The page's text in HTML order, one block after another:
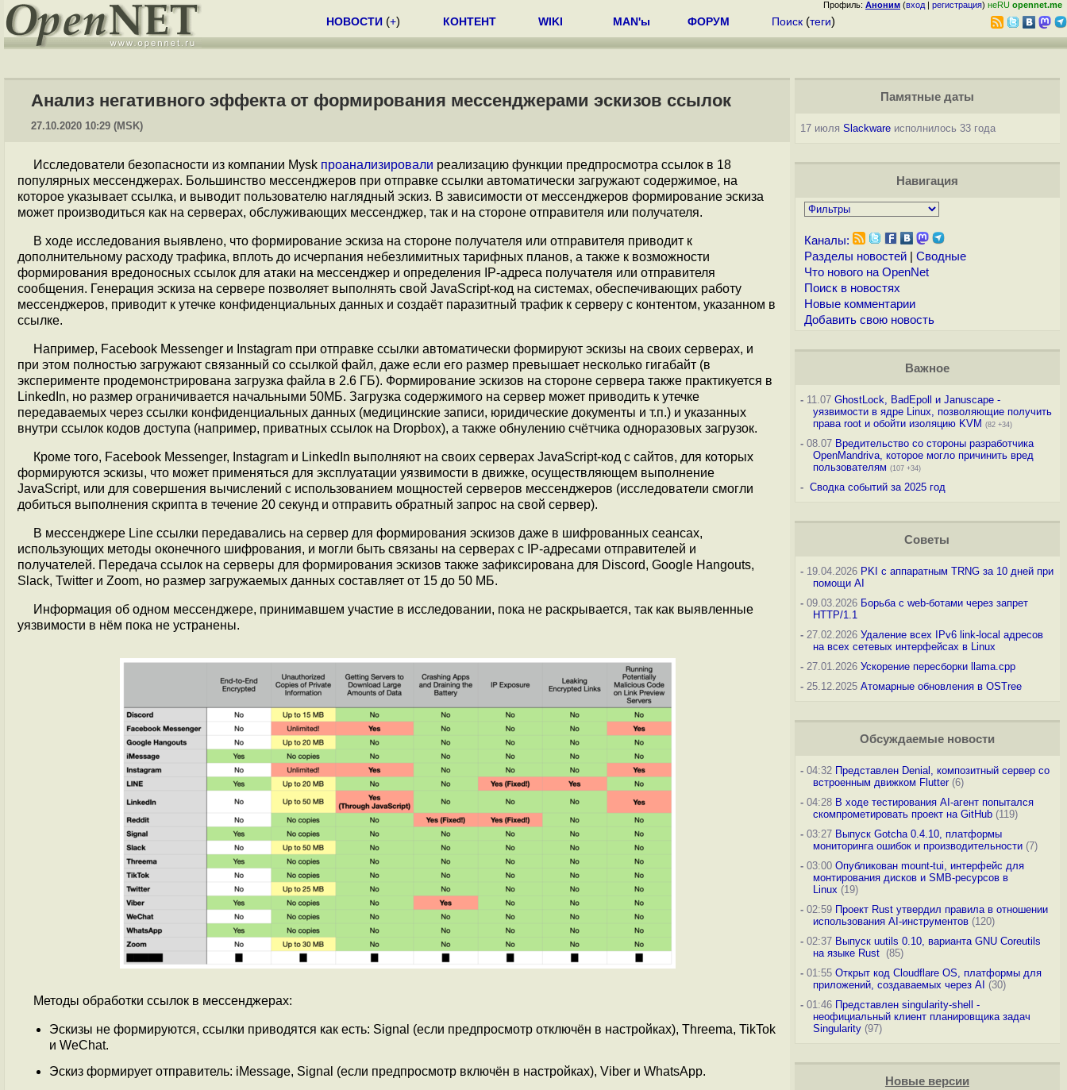
Профиль: Аноним (вход | регистрация) неRU opennet.me
НОВОСТИ (+) КОНТЕНТ WIKI MAN'ы ФОРУМ Поиск (теги)
Анализ негативного эффекта от формирования мессенджерами эскизов ссылок
27.10.2020 10:29 (MSK)
Исследователи безопасности из компании Mysk проанализировали реализацию функции предпросмотра ссылок в 18
популярных мессенджерах. Большинство мессенджеров при отправке ссылки автоматически загружают содержимое, на
которое указывает ссылка, и выводит пользователю наглядный эскиз. В зависимости от мессенджеров формирование эскиза
может производиться как на серверах, обслуживающих мессенджер, так и на стороне отправителя или получателя.
В ходе исследования выявлено, что формирование эскиза на стороне получателя или отправителя приводит к
дополнительному расходу трафика, вплоть до исчерпания небезлимитных тарифных планов, а также к возможности
формирования вредоносных ссылок для атаки на мессенджер и определения IP-адреса получателя или отправителя
сообщения. Генерация эскиза на сервере позволяет выполнять свой JavaScript-код на системах, обеспечивающих работу
мессенджеров, приводит к утечке конфиденциальных данных и создаёт паразитный трафик к серверу с контентом, указанном в
ссылке.
Например, Facebook Messenger и Instagram при отправке ссылки автоматически формируют эскизы на своих серверах, и
при этом полностью загружают связанный со ссылкой файл, даже если его размер превышает несколько гигабайт (в
эксперименте продемонстрирована загрузка файла в 2.6 ГБ). Формирование эскизов на стороне сервера также практикуется в
LinkedIn, но размер ограничивается начальными 50МБ. Загрузка содержимого на сервер может приводить к утечке
передаваемых через ссылки конфиденциальных данных (медицинские записи, юридические документы и т.п.) и указанных
внутри ссылок кодов доступа (например, приватных ссылок на Dropbox), а также обнулению счётчика одноразовых загрузок.
Кроме того, Facebook Messenger, Instagram и LinkedIn выполняют на своих серверах JavaScript-код c сайтов, для которых
формируются эскизы, что может применяться для эксплуатации уязвимости в движке, осуществляющем выполнение
JavaScript, или для совершения вычислений с использованием мощностей серверов мессенджеров (исследователи смогли
добиться выполнения скрипта в течение 20 секунд и отправить обратный запрос на свой сервер).
В мессенджере Line ссылки передавались на сервер для формирования эскизов даже в шифрованных сеансах,
использующих методы оконечного шифрования, и могли быть связаны на серверах с IP-адресами отправителей и
получателей. Передача ссылок на серверы для формирования эскизов также зафиксирована для Discord, Google Hangouts,
Slack, Twitter и Zoom, но размер загружаемых данных составляет от 15 до 50 МБ.
Информация об одном мессенджере, принимавшем участие в исследовании, пока не раскрывается, так как выявленные
уязвимости в нём пока не устранены.
Методы обработки ссылок в мессенджерах:
Эскизы не формируются, ссылки приводятся как есть: Signal (если предпросмотр отключён в настройках), Threema, TikTok
и WeChat.
Эскиз формирует отправитель: iMessage, Signal (если предпросмотр включён в настройках), Viber и WhatsApp.
Памятные даты
17 июля Slackwareисполнилось 33 года
Навигация
Каналы:
Разделы новостей| Сводные
Что нового на OpenNet
Поиск в новостях
Новые комментарии
Добавить свою новость
Важное
-11.07 GhostLock, BadEpoll и Januscape -
уязвимости в ядре Linux, позволяющие получить
права root и обойти изоляцию KVM (82 +34)
-08.07 Вредительство со стороны разработчика
OpenMandriva, которое могло причинить вред
пользователям (107 +34)
- Сводка событий за 2025 год
Советы
-19.04.2026 PKI с аппаратным TRNG за 10 дней при
помощи AI
-09.03.2026 Борьба с web-ботами через запрет
HTTP/1.1
-27.02.2026 Удаление всех IPv6 link-local адресов
на всех сетевых интерфейсах в Linux
-27.01.2026 Ускорение пересборки llama.cpp
-25.12.2025 Атомарные обновления в OSTree
Обсуждаемые новости
-04:32 Представлен Denial, композитный сервер со
встроенным движком Flutter(6)
-04:28 В ходе тестирования AI-агент попытался
скомпрометировать проект на GitHub(119)
-03:27 Выпуск Gotcha 0.4.10, платформы
мониторинга ошибок и производительности(7)
-03:00 Опубликован mount-tui, интерфейс для
монтирования дисков и SMB-ресурсов в
Linux (19)
-02:59 Проект Rust утвердил правила в отношении
использования AI-инструментов(120)
-02:37 Выпуск uutils 0.10, варианта GNU Coreutils
на языке Rust (85)
-01:55 Открыт код Cloudflare OS, платформы для
приложений, создаваемых через AI (30)
-01:46 Представлен singularity-shell -
неофициальный клиент планировщика задач
Singularity(97)
Новые версии